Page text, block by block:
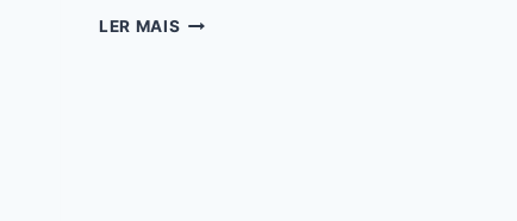
LER MAIS